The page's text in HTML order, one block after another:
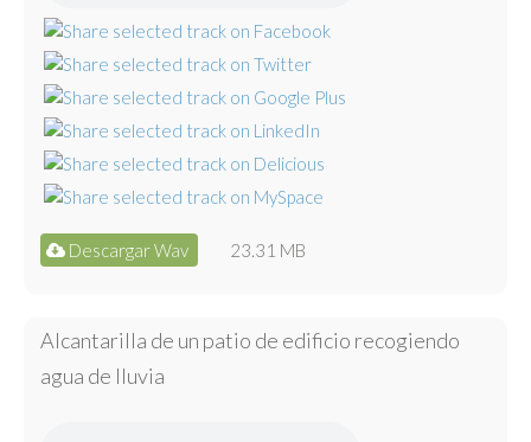
Descargar Wav 23.31 MB
Alcantarilla de un patio de edificio recogiendo
agua de lluvia